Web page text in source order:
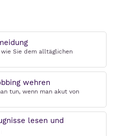
wie Sie dem alltäglichen
wehren
tun, wenn man akut von
lesen und